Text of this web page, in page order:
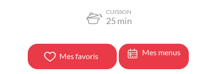
CUISSON
25 min
Mes favoris Mes menus